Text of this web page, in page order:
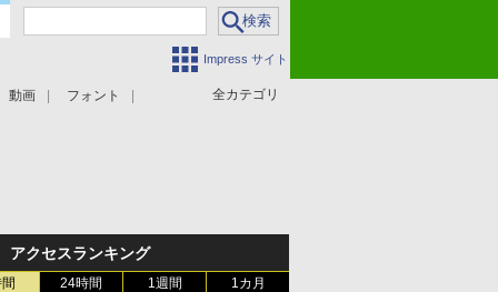
Impress サイト
全カテゴリ
動画 フォント
アクセスランキング
24時間 1週間 1カ月